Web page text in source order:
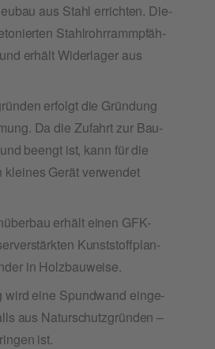
aus Stahl errich­ten. Die­
Stahl­rohr­ramm­pfäh­
erhält Wider­la­ger aus
erfolgt die Grün­dung
Da die Zufahrt zur Bau­
beengt ist, kann für die
klei­nes Gerät ver­wen­det
erhält einen GFK-
Kunst­stoff­plan­
in Holzbauweise.
wird eine Spund­wand ein­ge­
aus Natur­schutz­grün­den –
ist.